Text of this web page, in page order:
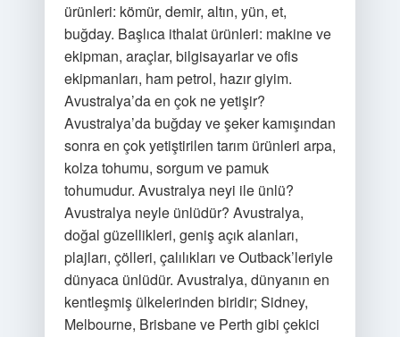
ürünleri: kömür, demir, altın, yün, et,
buğday. Başlıca ithalat ürünleri: makine ve
ekipman, araçlar, bilgisayarlar ve ofis
ekipmanları, ham petrol, hazır giyim.
Avustralya’da en çok ne yetişir?
Avustralya’da buğday ve şeker kamışından
sonra en çok yetiştirilen tarım ürünleri arpa,
kolza tohumu, sorgum ve pamuk
tohumudur. Avustralya neyi ile ünlü?
Avustralya neyle ünlüdür? Avustralya,
doğal güzellikleri, geniş açık alanları,
plajları, çölleri, çalılıkları ve Outback’leriyle
dünyaca ünlüdür. Avustralya, dünyanın en
kentleşmiş ülkelerinden biridir; Sidney,
Melbourne, Brisbane ve Perth gibi çekici